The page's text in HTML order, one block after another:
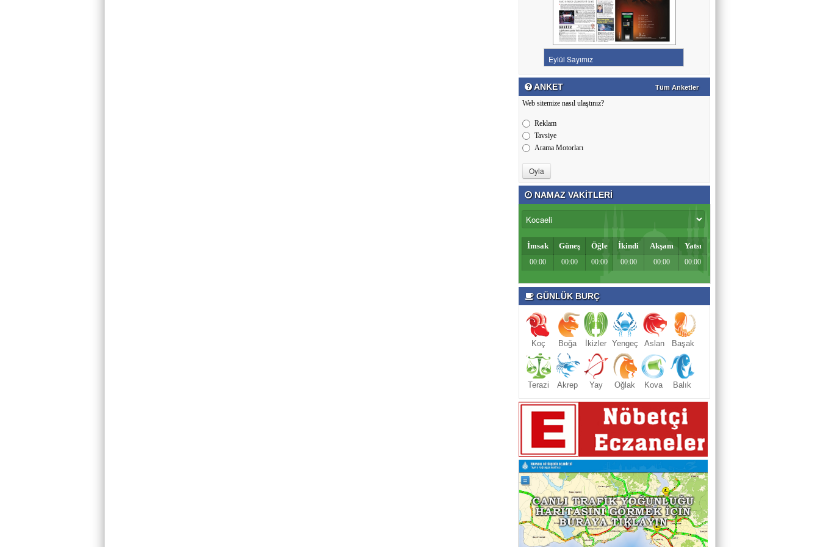
ANKET Tüm Anketler
Web sitemize nasıl ulaştınız?
Reklam
Tavsiye
Arama Motorları
NAMAZ VAKİTLERİ
İmsak Güneş Öğle İkindi Akşam Yatsı
00:00 00:00 00:00 00:00 00:00 00:00
GÜNLÜK BURÇ
Koç Boğa İkizler Yengeç Aslan Başak
Terazi Akrep Yay Oğlak Kova Balık